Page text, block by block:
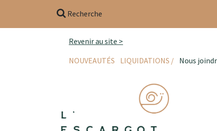
Recherche
Revenir au site >
NOUVEAUTÉS
LIQUIDATIONS / Nous